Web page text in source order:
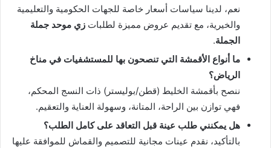
نعم، لدينا سياسات أسعار خاصة للجهات الحكومية والتعليمية
والخيرية، مع تقديم عروض مميزة لطلبات زي موحد جملة
الجملة.
ما أنواع الأقمشة التي تنصحون بها للمستشفيات في مناخ
الرياض؟
ننصح بأقمشة الخليط (قطن/بوليستر) ذات النسج المحكم،
فهي توازن بين الراحة، المتانة، وسهولة العناية والتعقيم.
هل يمكنني طلب عينة قبل التعاقد على كامل الطلب؟
بالتأكيد، نقدم عينات مجانية للتصميم والقماش للموافقة عليها